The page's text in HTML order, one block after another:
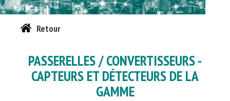
Retour
PASSERELLES / CONVERTISSEURS -
CAPTEURS ET DÉTECTEURS DE LA
GAMME